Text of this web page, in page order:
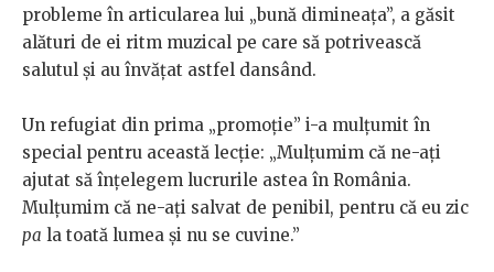
probleme în articularea lui „bună dimineața”, a găsit
alături de ei ritm muzical pe care să potrivească
salutul și au învățat astfel dansând.
Un refugiat din prima „promoție” i-a mulțumit în
special pentru această lecție: „Mulțumim că ne-ați
ajutat să înțelegem lucrurile astea în România.
Mulțumim că ne-ați salvat de penibil, pentru că eu zic
pa la toată lumea și nu se cuvine.”